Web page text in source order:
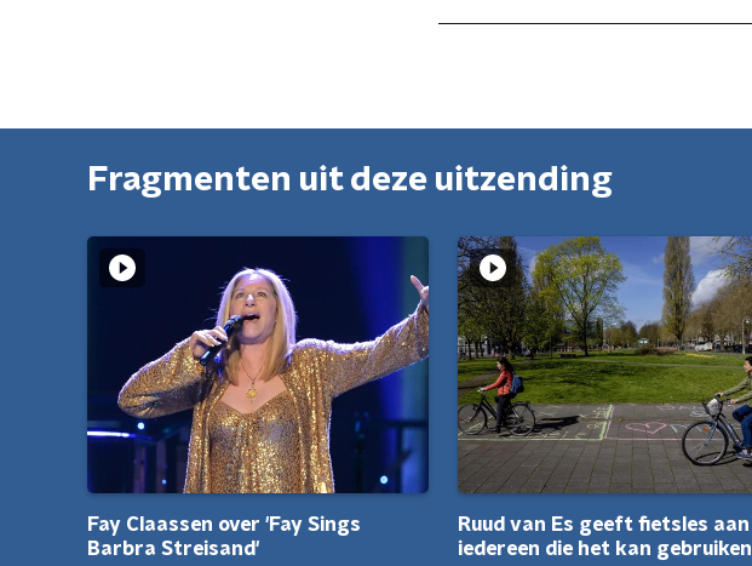
Fragmenten uit deze uitzending
Fay Claassen over 'Fay Sings
Barbra Streisand'
Ruud van Es geeft fietsles aan
iedereen die het kan gebruiken